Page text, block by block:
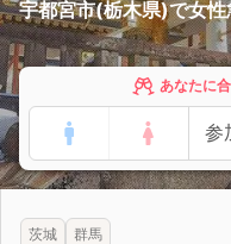
宇都宮市(栃木県)で女
あなたに
茨城 群馬